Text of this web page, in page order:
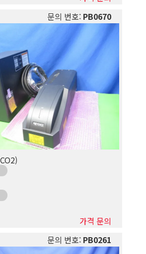
문의 번호:PB0670
가격 문의
문의 번호:PB0261